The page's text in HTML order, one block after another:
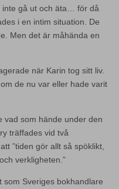
inte gå ut och äta… för då
i en intim situation. De
Men det är måhända en
när Karin tog sitt liv.
de nu var eller hade varit
vad som hände under den
träffades vid två
”tiden gör allt så spöklikt,
verkligheten.”
som Sveriges bokhandlare